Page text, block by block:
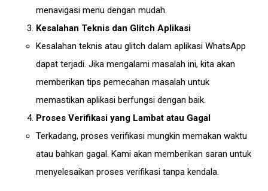
menavigasi menu dengan mudah.
Kesalahan Teknis dan Glitch Aplikasi
Kesalahan teknis atau glitch dalam aplikasi WhatsApp
dapat terjadi. Jika mengalami masalah ini, kita akan
memberikan tips pemecahan masalah untuk
memastikan aplikasi berfungsi dengan baik.
Proses Verifikasi yang Lambat atau Gagal
Terkadang, proses verifikasi mungkin memakan waktu
atau bahkan gagal. Kami akan memberikan saran untuk
menyelesaikan proses verifikasi tanpa kendala.